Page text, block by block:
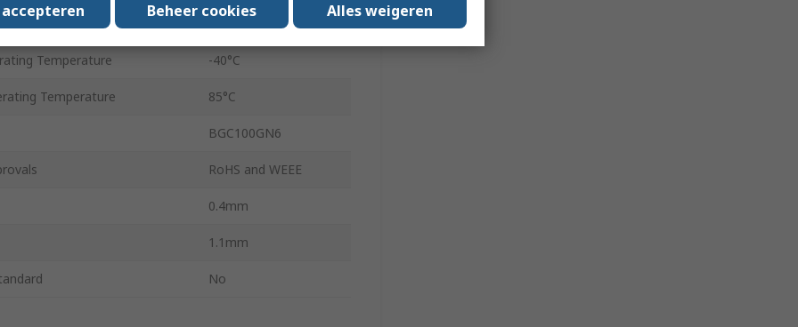
Voltage
Temperature -40°C
Temperature 85°C
BGC100GN6
RoHS and WEEE
0.4mm
1.1mm
No
Beheer cookies Alles weigeren